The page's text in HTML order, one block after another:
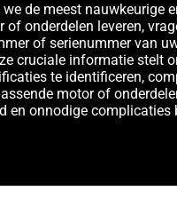
de meest nauwkeurige
onderdelen leveren,
of serienummer van
cruciale informatie stelt
te identificeren,
motor of
en onnodige complicaties